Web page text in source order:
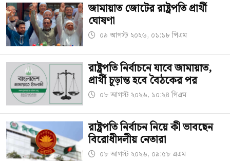
জামায়াত জোটের রাষ্ট্রপতি প্রার্থী
ঘোষণা
০৯ আগস্ট ২০২৬, ০১:১৮ পিএম
রাষ্ট্রপতি নির্বাচনে যাবে জামায়াত,
প্রার্থী চূড়ান্ত হবে বৈঠকের পর
০৮ আগস্ট ২০২৬, ১০:২৪ পিএম
রাষ্ট্রপতি নির্বাচন নিয়ে কী ভাবছেন
বিরোধীদলীয় নেতারা
০৮ আগস্ট ২০২৬, ০৯:৫৮ এএম